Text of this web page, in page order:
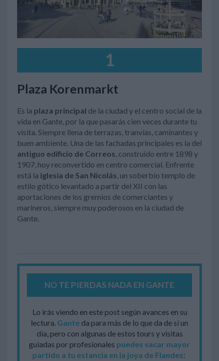
1
Plaza Korenmarkt
Es la plaza principal de la ciudad y el centro social de la
vida en Gante, por la que pasarás cien veces durante tu
visita. Siempre llena de terrazas, tranvías, caminantes y
buen ambiente. Una de las fachadas principales es la del
antiguo edificio de Correos , construido entre 1898 y
1907, hoy reconvertido en centro comercial. Enfrente
está la iglesia de San Nicolás , un soberbio templo de
estilo gótico levantado a partir del XII con las
aportaciones de los gremios de comerciantes y
marineros, siempre muy poderosos en la ciudad de
Gante.
NO TE PIERDAS NADA EN GANTE
Lo irás viendo en este post según avances en su
lectura. Gante da para más de lo que da de sí un
día, pero con algunas de estos tours y visitas
guiadas por profesionales puedes sacar mayor
partido a tu estancia en la joya de Flandes: